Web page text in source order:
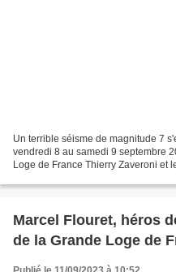
Un terrible séisme de magnitude 7
vendredi 8 au samedi 9 septembre
Loge de France Thierry Zaveroni et
Marcel Flouret, héros
de la Grande Loge de